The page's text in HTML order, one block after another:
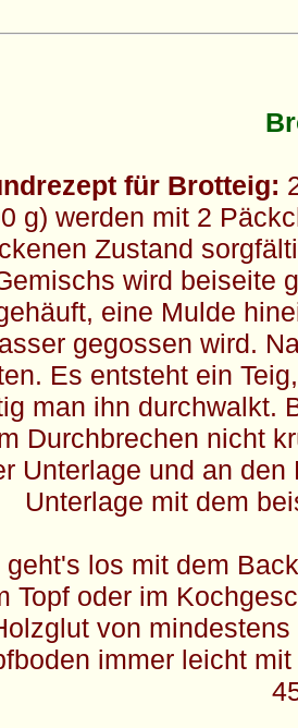
für Brotteig:
g) werden mit 2
Zustand
wird beiseite
eine Mulde
gegossen wird.
Es entsteht ein
man ihn durchwalkt.
Durchbrechen nicht
Unterlage und an
Unterlage mit dem
geht's los mit dem
Topf oder im
von
immer leicht